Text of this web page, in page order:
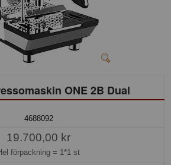
ONE 2B Dual
4688092
19.700,00 kr
förpackning = 1*1 st